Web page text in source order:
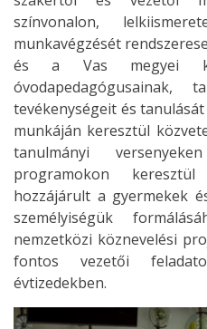
színvonalon,
munkavégzését
és a Vas megyei
óvodapedagógusainak,
tevékenységeit és
munkáján keresztül
tanulmányi
programokon
hozzájárult a gyermekek
személyiségük
nemzetközi köznevelési
fontos vezetői
évtizedekben.